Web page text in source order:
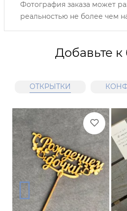
Фотография заказа может
реальностью не более чем
Добавьте к
ОТКРЫТКИ